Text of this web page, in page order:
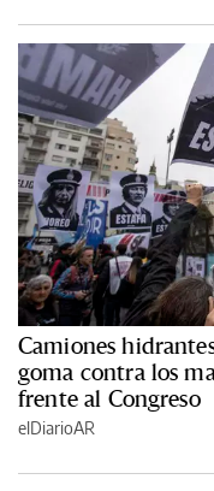
Camiones
goma contra los
frente al Congreso
elDiarioAR